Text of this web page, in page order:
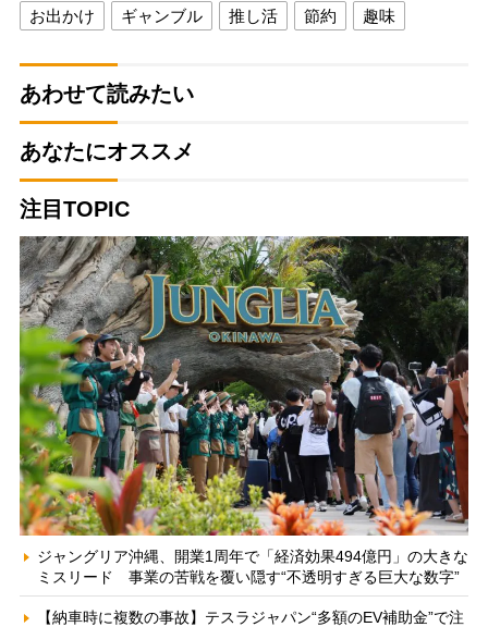
お出かけ ギャンブル 推し活 節約 趣味
あわせて読みたい
あなたにオススメ
注目TOPIC
ジャングリア沖縄、開業1周年で「経済効果494億円」の大きな
ミスリード 事業の苦戦を覆い隠す“不透明すぎる巨大な数字”
【納車時に複数の事故】テスラジャパン“多額のEV補助金”で注